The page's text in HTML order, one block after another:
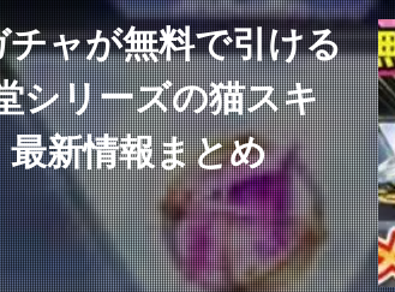
チャが無料で引ける
シリーズの猫スキ
最新情報まとめ